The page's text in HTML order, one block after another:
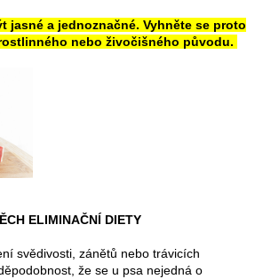
jasné a jednoznačné. Vyhněte se proto
nebo živočišného původu.
ELIMINAČNÍ DIETY
svědivosti, zánětů nebo trávicích
že se u psa nejedná o